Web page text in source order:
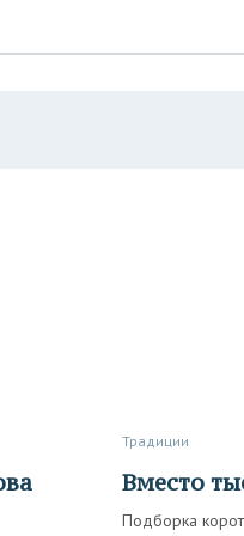
Традиции
Вместо
Подборка